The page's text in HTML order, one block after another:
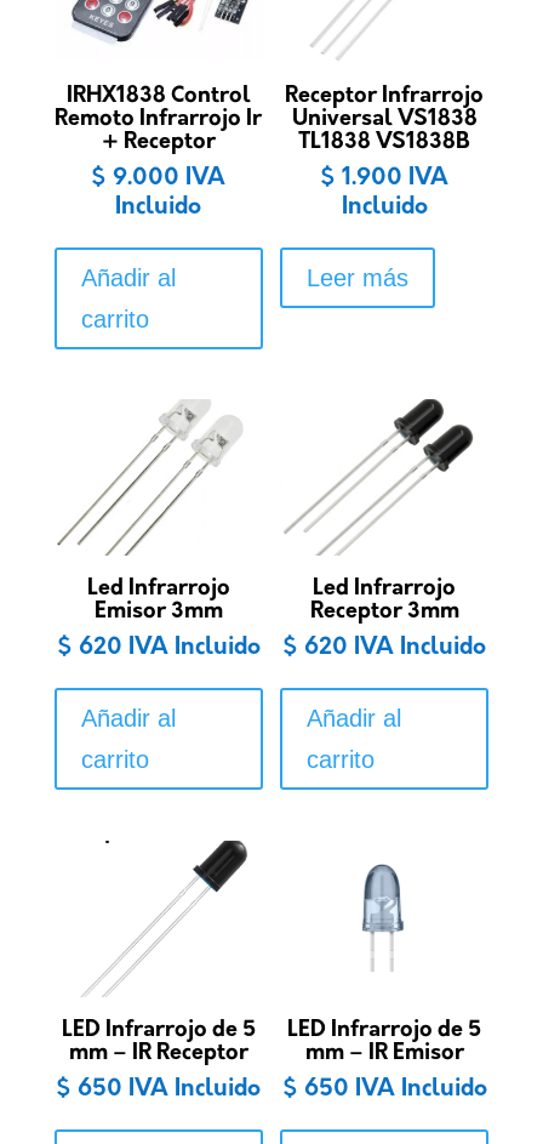
IRHX1838 Control
Remoto Infrarrojo Ir
+ Receptor
$ 9.000 IVA
Incluido
Añadir al
carrito
Receptor Infrarrojo
Universal VS1838
TL1838 VS1838B
$ 1.900 IVA
Incluido
Leer más
Led Infrarrojo
Emisor 3mm
$ 620 IVA Incluido
Añadir al
carrito
Led Infrarrojo
Receptor 3mm
$ 620 IVA Incluido
Añadir al
carrito
LED Infrarrojo de 5
mm – IR Receptor
$ 650 IVA Incluido
LED Infrarrojo de 5
mm – IR Emisor
$ 650 IVA Incluido